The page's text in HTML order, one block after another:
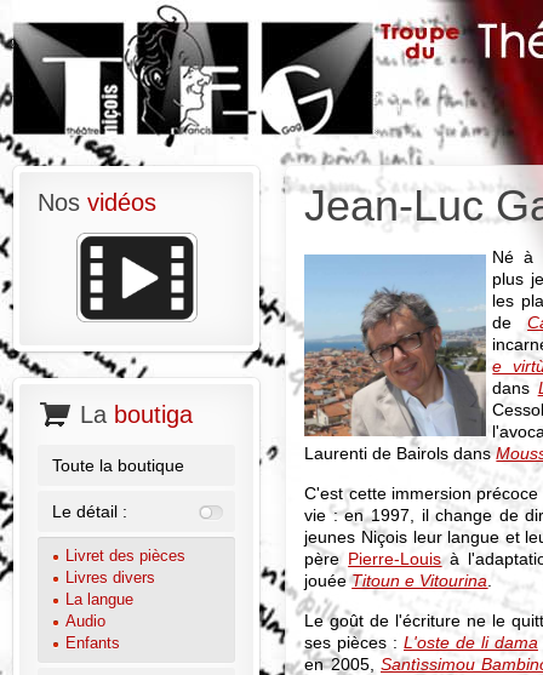
Jean-Luc
Né à
plus
les
de
e
dans
Laurenti de Bairols dans
C'est cette immersion
vie : en 1997, il change de
jeunes Niçois leur langue et
père Pierre-Louisà
jouéeTitoun e Vitourina
Le goût de l'écriture ne le
ses pièces :L'oste de li dama
en 2005,Santìssimou
Nos vidéos
La boutiga
Toute la boutique
Le détail :
Livret des pièces
Livres divers
La langue
Audio
Enfants